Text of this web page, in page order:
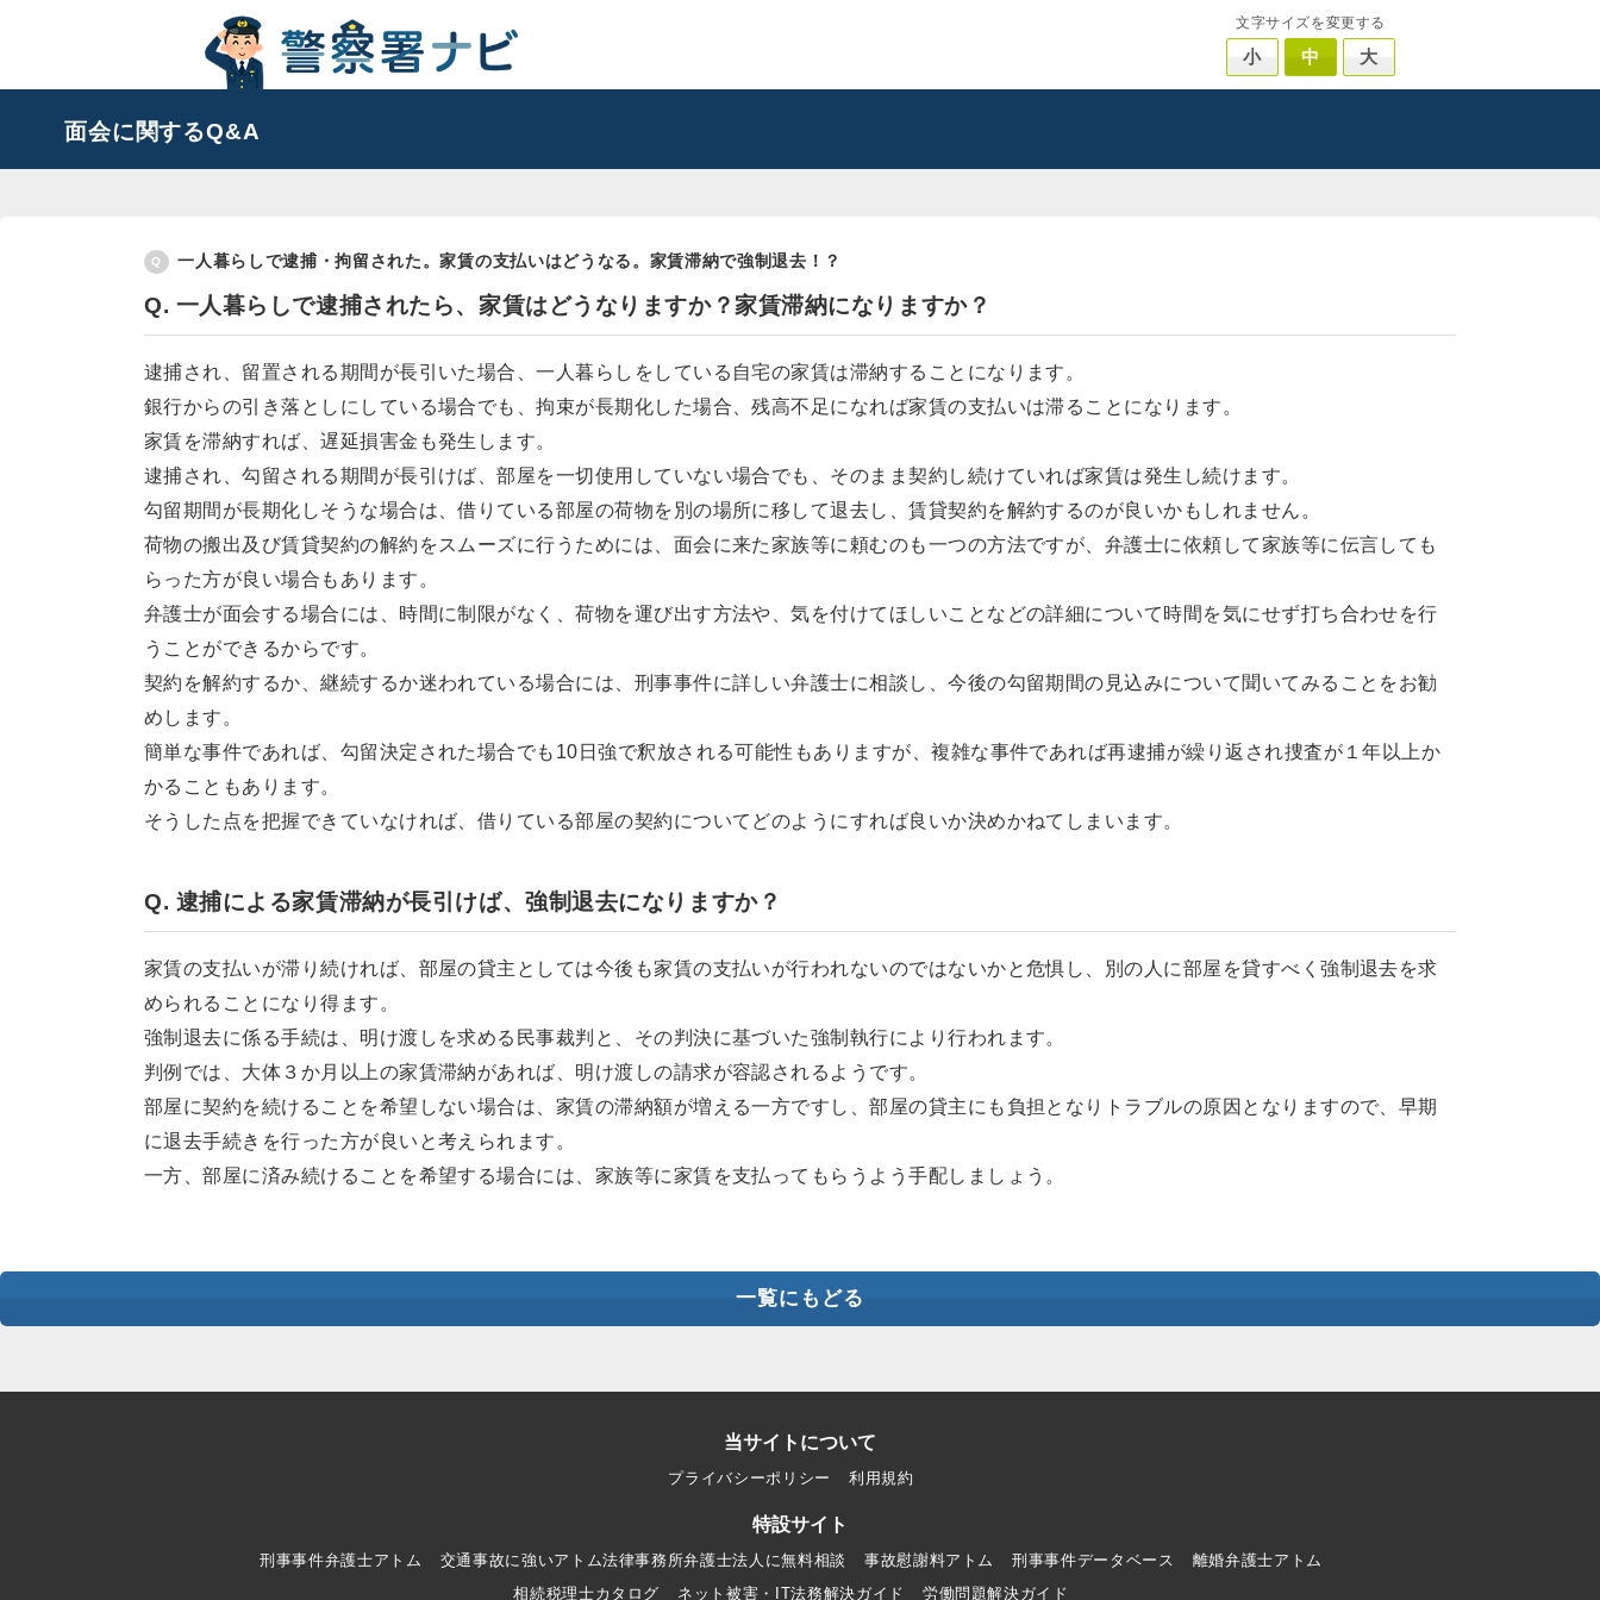
文字サイズを変更する
小 中 大
面会に関するQ&A
一人暮らしで逮捕・拘留された。家賃の支払いはどうなる。家賃滞納で強制退去！？
Q. 一人暮らしで逮捕されたら、家賃はどうなりますか？家賃滞納になりますか？
逮捕され、留置される期間が長引いた場合、一人暮らしをしている自宅の家賃は滞納することになります。
銀行からの引き落としにしている場合でも、拘束が長期化した場合、残高不足になれば家賃の支払いは滞ることになります。
家賃を滞納すれば、遅延損害金も発生します。
逮捕され、勾留される期間が長引けば、部屋を一切使用していない場合でも、そのまま契約し続けていれば家賃は発生し続けます。
勾留期間が長期化しそうな場合は、借りている部屋の荷物を別の場所に移して退去し、賃貸契約を解約するのが良いかもしれません。
荷物の搬出及び賃貸契約の解約をスムーズに行うためには、面会に来た家族等に頼むのも一つの方法ですが、弁護士に依頼して家族等に伝言しても
らった方が良い場合もあります。
弁護士が面会する場合には、時間に制限がなく、荷物を運び出す方法や、気を付けてほしいことなどの詳細について時間を気にせず打ち合わせを行
うことができるからです。
契約を解約するか、継続するか迷われている場合には、刑事事件に詳しい弁護士に相談し、今後の勾留期間の見込みについて聞いてみることをお勧
めします。
簡単な事件であれば、勾留決定された場合でも10日強で釈放される可能性もありますが、複雑な事件であれば再逮捕が繰り返され捜査が１年以上か
かることもあります。
そうした点を把握できていなければ、借りている部屋の契約についてどのようにすれば良いか決めかねてしまいます。
Q. 逮捕による家賃滞納が長引けば、強制退去になりますか？
家賃の支払いが滞り続ければ、部屋の貸主としては今後も家賃の支払いが行われないのではないかと危惧し、別の人に部屋を貸すべく強制退去を求
められることになり得ます。
強制退去に係る手続は、明け渡しを求める民事裁判と、その判決に基づいた強制執行により行われます。
判例では、大体３か月以上の家賃滞納があれば、明け渡しの請求が容認されるようです。
部屋に契約を続けることを希望しない場合は、家賃の滞納額が増える一方ですし、部屋の貸主にも負担となりトラブルの原因となりますので、早期
に退去手続きを行った方が良いと考えられます。
一方、部屋に済み続けることを希望する場合には、家族等に家賃を支払ってもらうよう手配しましょう。
一覧にもどる
当サイトについて
プライバシーポリシー 利用規約
特設サイト
刑事事件弁護士アトム 交通事故に強いアトム法律事務所弁護士法人に無料相談 事故慰謝料アトム 刑事事件データベース
離婚弁護士アトム
相続税理士カタログ
ネット被害・IT法務解決ガイド 労働問題解決ガイド